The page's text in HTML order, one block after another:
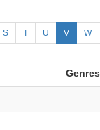
S T U V W
Genres